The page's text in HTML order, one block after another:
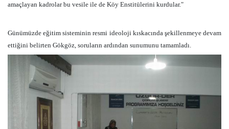
amaçlayan kadrolar bu vesile ile de Köy Enstitülerini kurdular."
Günümüzde eğitim sisteminin resmi ideoloji kıskacında şekillenmeye devam
ettiğini belirten Gökgöz, soruların ardından sunumunu tamamladı.